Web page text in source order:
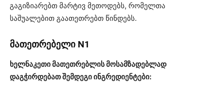
გაგიზიარებთ მარტივ მეთოდებს, რომელთა
საშუალებით გაათეთრებთ წინდებს.
მათეთრებელი N1
ხელნაკეთი მათეთრებლის მოსამზადებლად
დაგჭირდებათ შემდეგი ინგრედიენტები: